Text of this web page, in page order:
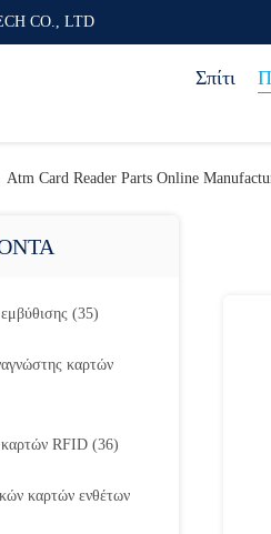
CO., LTD
Σπίτι
Atm Card Reader Parts Online
(35)
καρτών
RFID (36)
καρτών ενθέτων